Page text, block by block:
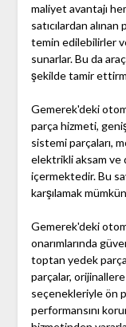
maliyet avantajı
satıcılardan
temin edilebilirler
sunarlar. Bu da
şekilde tamir
Gemerek'deki
parça hizmeti,
sistemi parçaları,
elektrikli aksam ve
içermektedir. Bu
karşılamak
Gemerek'deki
onarımlarında
toptan yedek
parçalar,
seçenekleriyle ön
performansını